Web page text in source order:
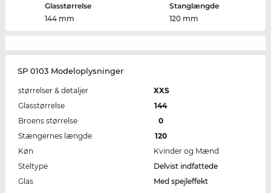
Glasstørrelse
144 mm
Stanglængde
120 mm
SP 0103 Modeloplysninger
størrelser & detaljer
XXS
Glasstørrelse
144
Broens størrelse
0
Stængernes længde
120
Køn
Kvinder og Mænd
Steltype
Delvist indfattede
Glas
Med spejleffekt